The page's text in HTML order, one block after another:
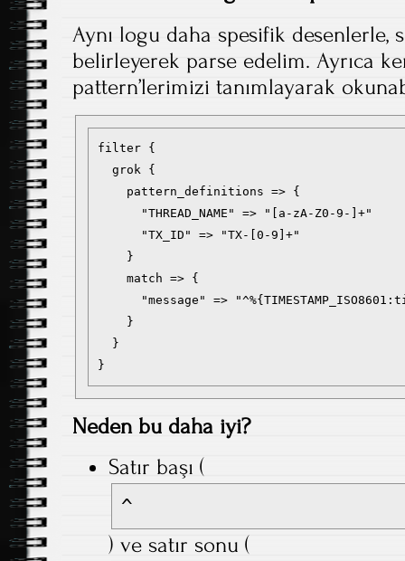
Aynı logu daha spesifik desenlerle,
belirleyerek parse edelim. Ayrıca
pattern’lerimizi tanımlayarak
filter {
  grok {
    pattern_definitions => {
      "THREAD_NAME" => "[a-zA-Z0-9-]+"
      "TX_ID" => "TX-[0-9]+"
    }
    match => {
"message" =>
    }
  }
}
Neden bu daha iyi?
Satır başı (
^
) ve satır sonu (